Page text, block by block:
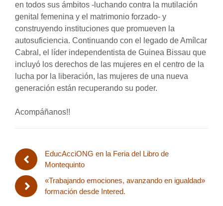
en todos sus ámbitos -luchando contra la mutilación
genital femenina y el matrimonio forzado- y
construyendo instituciones que promueven la
autosuficiencia. Continuando con el legado de Amílcar
Cabral, el líder independentista de Guinea Bissau que
incluyó los derechos de las mujeres en el centro de la
lucha por la liberación, las mujeres de una nueva
generación están recuperando su poder.
Acompáñanos!!
EducAcciONG en la Feria del Libro de
Montequinto
«Trabajando emociones, avanzando en igualdad»
formación desde Intered.